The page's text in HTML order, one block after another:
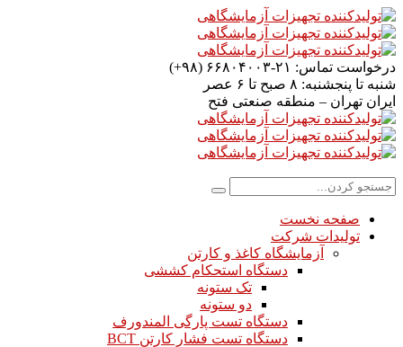
درخواست تماس: ۲۱-۶۶۸۰۴۰۰۳ (۹۸+)
شنبه تا پنجشنبه: ۸ صبح تا ۶ عصر
ایران تهران – منطقه صنعتی فتح
صفحه نخست
تولیدات شرکت
آزمایشگاه کاغذ و کارتن
دستگاه استحکام کششی
تک ستونه
دو ستونه
دستگاه تست پارگی المندورف
دستگاه تست فشار کارتن BCT